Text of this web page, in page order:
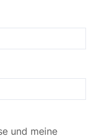
und meine